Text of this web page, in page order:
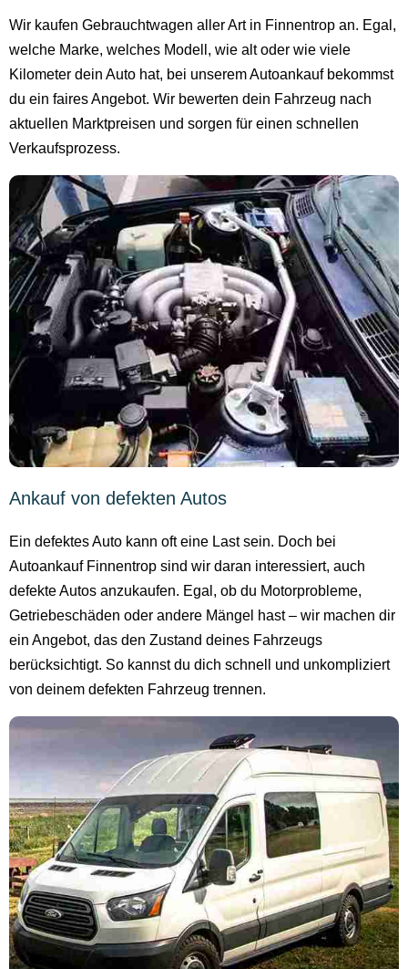
Wir kaufen Gebrauchtwagen aller Art in Finnentrop an. Egal,
welche Marke, welches Modell, wie alt oder wie viele
Kilometer dein Auto hat, bei unserem Autoankauf bekommst
du ein faires Angebot. Wir bewerten dein Fahrzeug nach
aktuellen Marktpreisen und sorgen für einen schnellen
Verkaufsprozess.
Ankauf von defekten Autos
Ein defektes Auto kann oft eine Last sein. Doch bei
Autoankauf Finnentrop sind wir daran interessiert, auch
defekte Autos anzukaufen. Egal, ob du Motorprobleme,
Getriebeschäden oder andere Mängel hast – wir machen dir
ein Angebot, das den Zustand deines Fahrzeugs
berücksichtigt. So kannst du dich schnell und unkompliziert
von deinem defekten Fahrzeug trennen.